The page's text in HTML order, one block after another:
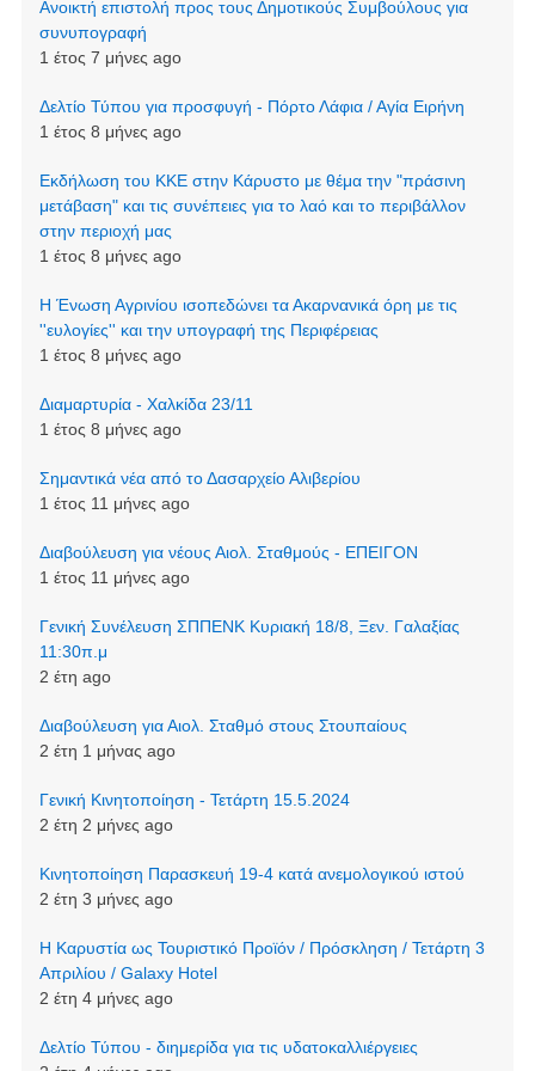
Ανοικτή επιστολή προς τους Δημοτικούς Συμβούλους για
συνυπογραφή
1 έτος 7 μήνες ago
Δελτίο Τύπου για προσφυγή - Πόρτο Λάφια / Αγία Ειρήνη
1 έτος 8 μήνες ago
Εκδήλωση του ΚΚΕ στην Κάρυστο με θέμα την "πράσινη
μετάβαση" και τις συνέπειες για το λαό και το περιβάλλον
στην περιοχή μας
1 έτος 8 μήνες ago
Η Ένωση Αγρινίου ισοπεδώνει τα Ακαρνανικά όρη με τις
''ευλογίες'' και την υπογραφή της Περιφέρειας
1 έτος 8 μήνες ago
Διαμαρτυρία - Χαλκίδα 23/11
1 έτος 8 μήνες ago
Σημαντικά νέα από το Δασαρχείο Αλιβερίου
1 έτος 11 μήνες ago
Διαβούλευση για νέους Αιολ. Σταθμούς - ΕΠΕΙΓΟΝ
1 έτος 11 μήνες ago
Γενική Συνέλευση ΣΠΠΕΝΚ Κυριακή 18/8, Ξεν. Γαλαξίας
11:30π.μ
2 έτη ago
Διαβούλευση για Αιολ. Σταθμό στους Στουπαίους
2 έτη 1 μήνας ago
Γενική Κινητοποίηση - Τετάρτη 15.5.2024
2 έτη 2 μήνες ago
Κινητοποίηση Παρασκευή 19-4 κατά ανεμολογικού ιστού
2 έτη 3 μήνες ago
Η Καρυστία ως Τουριστικό Προϊόν / Πρόσκληση / Τετάρτη 3
Απριλίου / Galaxy Hotel
2 έτη 4 μήνες ago
Δελτίο Τύπου - διημερίδα για τις υδατοκαλλιέργειες